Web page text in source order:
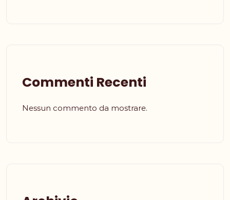
Commenti Recenti
Nessun commento da mostrare.